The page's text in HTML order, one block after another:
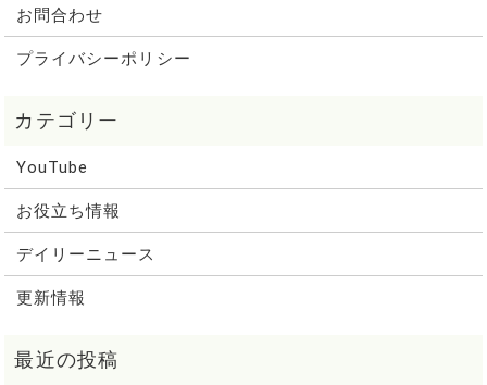
お問合わせ
プライバシーポリシー
YouTube
お役立ち情報
デイリーニュース
更新情報